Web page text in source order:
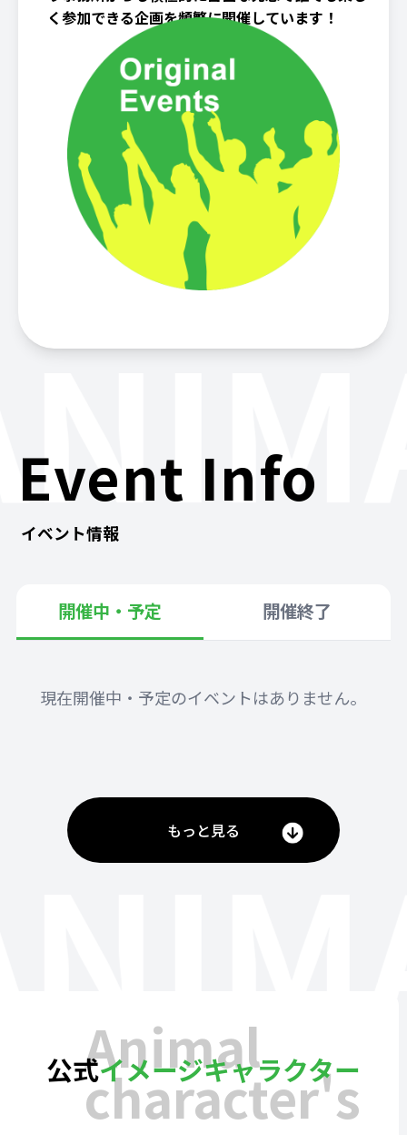
く参加できる企画を頻繁に開催しています！
Event Info
イベント情報
開催中・予定 開催終了
現在開催中・予定のイベントはありません。
もっと見る
公式イメージキャラクター
Animal
character's